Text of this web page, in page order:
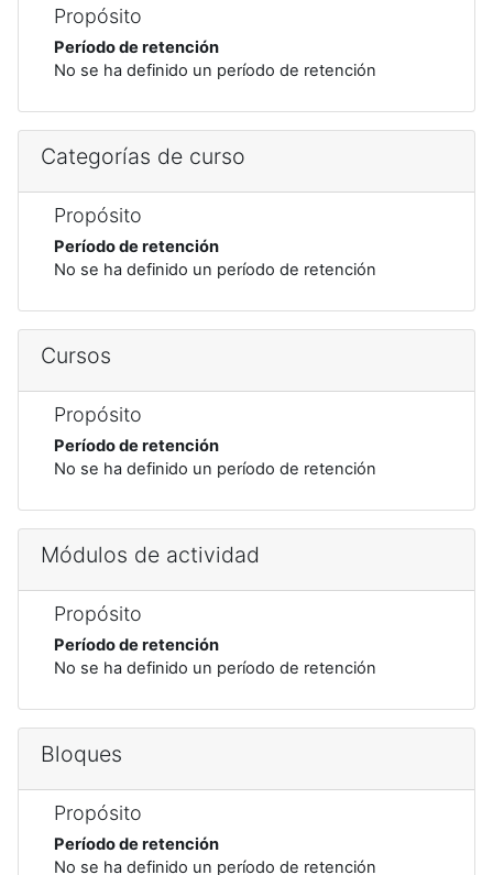
Propósito
Período de retención
No se ha definido un período de retención
Categorías de curso
Propósito
Período de retención
No se ha definido un período de retención
Cursos
Propósito
Período de retención
No se ha definido un período de retención
Módulos de actividad
Propósito
Período de retención
No se ha definido un período de retención
Bloques
Propósito
Período de retención
No se ha definido un período de retención